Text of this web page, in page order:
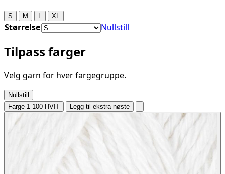
S M XL
Størrelse Nullstill
Tilpass farger
Velg garn for hver fargegruppe.
Nullstill
Farge 1 100 HVIT Legg til ekstra nøste